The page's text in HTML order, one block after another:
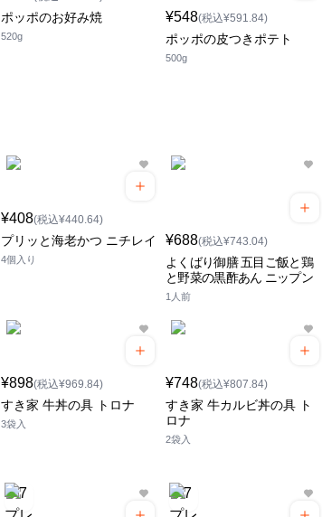
ポッポのお好み焼
520g
¥548(税込¥591.84)
ポッポの皮つきポテト
500g
¥408(税込¥440.64)
プリッと海老かつ ニチレイ
4個入り
¥688(税込¥743.04)
よくばり御膳 五目ご飯と鶏
と野菜の黒酢あん ニップン
1人前
¥898(税込¥969.84)
すき家 牛丼の具 トロナ
3袋入
¥748(税込¥807.84)
すき家 牛カルビ丼の具 ト
ロナ
2袋入